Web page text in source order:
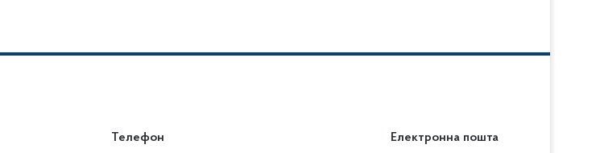
Телефон Електронна пошта